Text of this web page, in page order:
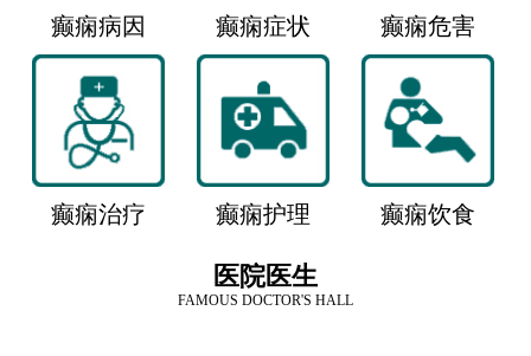
癫痫病因 癫痫症状 癫痫危害
癫痫治疗 癫痫护理 癫痫饮食
医院医生
FAMOUS DOCTOR'S HALL